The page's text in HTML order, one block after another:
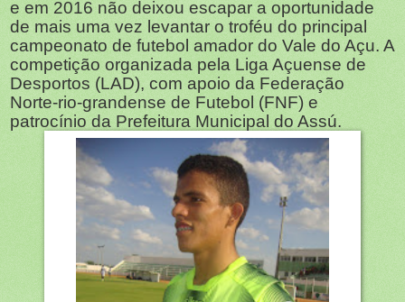
e em 2016 não deixou escapar a oportunidade
de mais uma vez levantar o troféu do principal
campeonato de futebol amador do Vale do Açu. A
competição organizada pela Liga Açuense de
Desportos (LAD), com apoio da Federação
Norte-rio-grandense de Futebol (FNF) e
patrocínio da Prefeitura Municipal do Assú.